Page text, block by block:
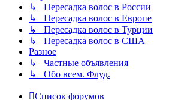
↳ Пересадка волос в России
↳ Пересадка волос в Европе
↳ Пересадка волос в Турции
↳ Пересадка волос в США
Разное
↳ Частные объявления
↳ Обо всем. Флуд.
Список форумов